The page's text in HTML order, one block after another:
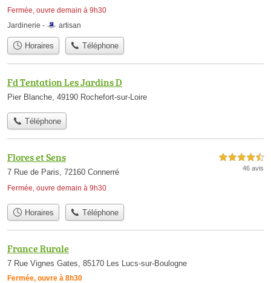
Fermée, ouvre demain à 9h30
Jardinerie - artisan
Horaires Téléphone
Fd Tentation Les Jardins D
Pier Blanche, 49190 Rochefort-sur-Loire
Téléphone
Flores et Sens
7 Rue de Paris, 72160 Connerré
Fermée, ouvre demain à 9h30
4,5 étoiles sur 5
46 avis
Horaires Téléphone
France Rurale
7 Rue Vignes Gates, 85170 Les Lucs-sur-Boulogne
Fermée, ouvre à 8h30